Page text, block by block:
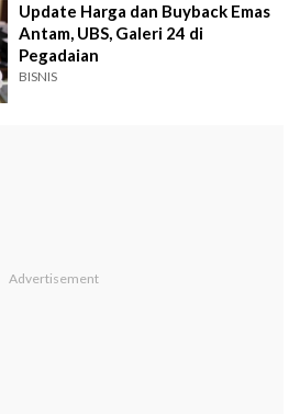
Update Harga dan Buyback Emas
Antam, UBS, Galeri 24 di
Pegadaian
BISNIS